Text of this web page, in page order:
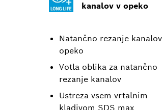
kanalov v opeko
Natančno rezanje
opeko
Votla oblika za natančno
rezanje kanalov
Ustreza vsem vrtalnim
kladivom SDS max